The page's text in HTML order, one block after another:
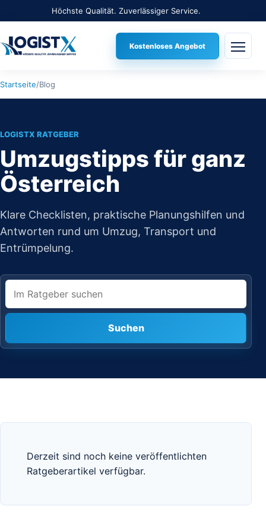
Höchste Qualität. Zuverlässiger Service.
Menü
Kostenloses Angebot
Startseite/Blog
LOGISTX RATGEBER
Umzugstipps für ganz
Österreich
Klare Checklisten, praktische Planungshilfen und
Antworten rund um Umzug, Transport und
Entrümpelung.
Im Ratgeber suchen
Suchen
Derzeit sind noch keine veröffentlichten
Ratgeberartikel verfügbar.